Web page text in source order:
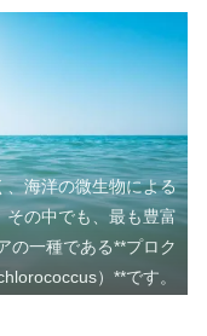
、海洋の微生物による
の中でも、最も豊富
の一種である**プロク
）**です。